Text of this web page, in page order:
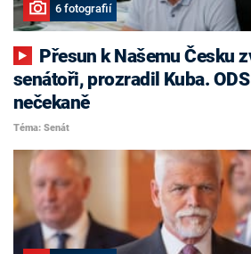
6 fotografií
senátoři, prozradil Kuba.
nečekaně
Téma: Senát